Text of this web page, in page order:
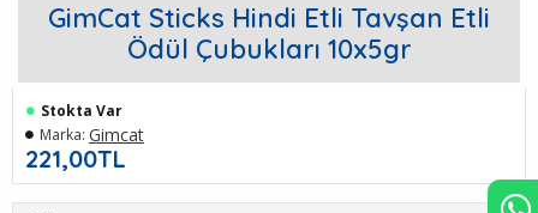
GimCat Sticks Hindi Etli Tavşan Etli
Ödül Çubukları 10x5gr
221,00TL
Stokta Var
Marka: Gimcat